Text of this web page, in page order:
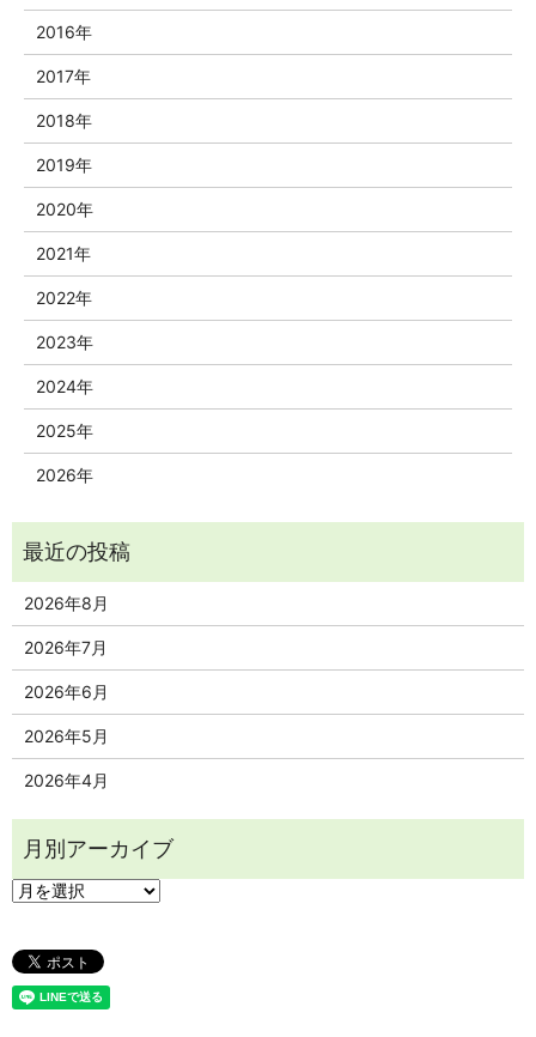
2016年
2017年
2018年
2019年
2020年
2021年
2022年
2023年
2024年
2025年
2026年
2026年8月
2026年7月
2026年6月
2026年5月
2026年4月